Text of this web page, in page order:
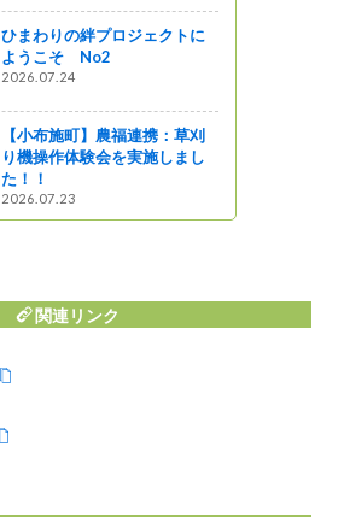
ひまわりの絆プロジェクトに
ようこそ No2
2026.07.24
【小布施町】農福連携：草刈
り機操作体験会を実施しまし
た！！
2026.07.23
関連リンク